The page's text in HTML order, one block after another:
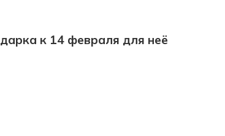
к 14 февраля для неё